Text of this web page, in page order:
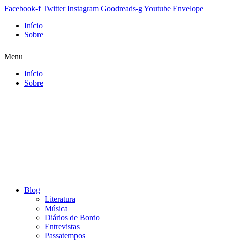
Facebook-f Twitter Instagram Goodreads-gYoutube Envelope
Início
Sobre
Menu
Início
Sobre
Blog
Literatura
Música
Diários de Bordo
Entrevistas
Passatempos